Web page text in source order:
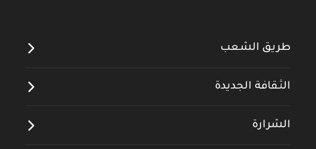
طريق الشعب
الثقافة الجديدة
الشرارة